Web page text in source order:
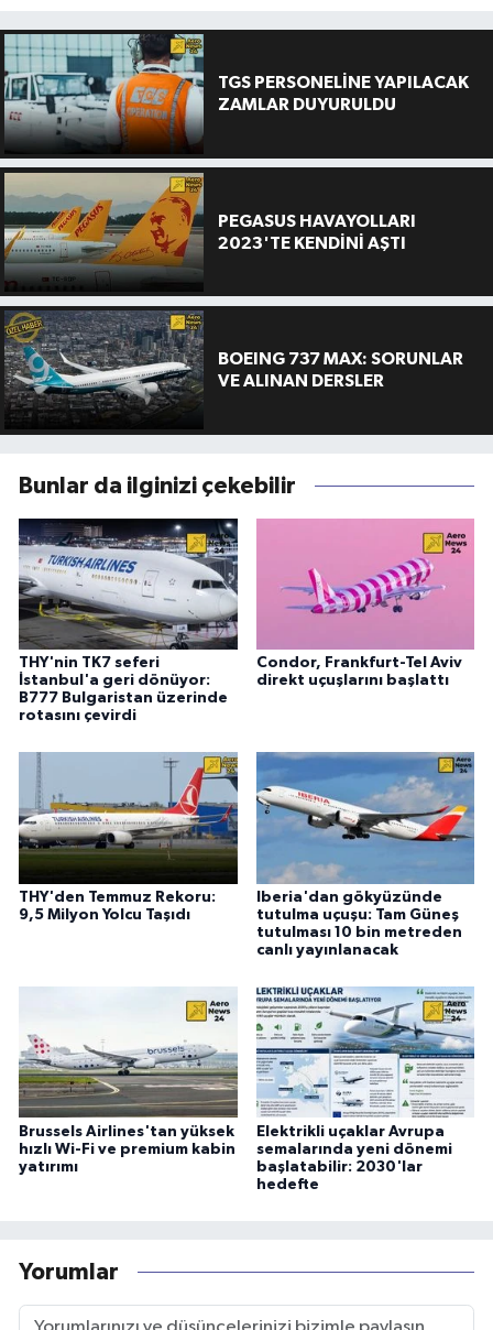
TGS PERSONELİNE YAPILACAK
ZAMLAR DUYURULDU
PEGASUS HAVAYOLLARI
2023'TE KENDİNİ AŞTI
BOEING 737 MAX: SORUNLAR
VE ALINAN DERSLER
Bunlar da ilginizi çekebilir
THY'nin TK7 seferi
İstanbul'a geri dönüyor:
B777 Bulgaristan üzerinde
rotasını çevirdi
Condor, Frankfurt-Tel Aviv
direkt uçuşlarını başlattı
THY'den Temmuz Rekoru:
9,5 Milyon Yolcu Taşıdı
Iberia'dan gökyüzünde
tutulma uçuşu: Tam Güneş
tutulması 10 bin metreden
canlı yayınlanacak
Brussels Airlines'tan yüksek
hızlı Wi-Fi ve premium kabin
yatırımı
Elektrikli uçaklar Avrupa
semalarında yeni dönemi
başlatabilir: 2030'lar
hedefte
Yorumlar